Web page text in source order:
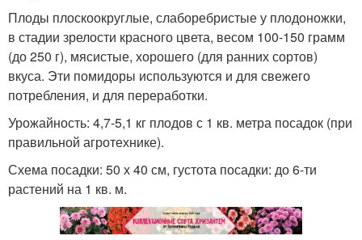
Плоды плоскоокруглые, слаборебристые у плодоножки,
в стадии зрелости красного цвета, весом 100-150 грамм
(до 250 г), мясистые, хорошего (для ранних сортов)
вкуса. Эти помидоры используются и для свежего
потребления, и для переработки.
Урожайность: 4,7-5,1 кг плодов с 1 кв. метра посадок (при
правильной агротехнике).
Схема посадки: 50 х 40 см, густота посадки: до 6-ти
растений на 1 кв. м.